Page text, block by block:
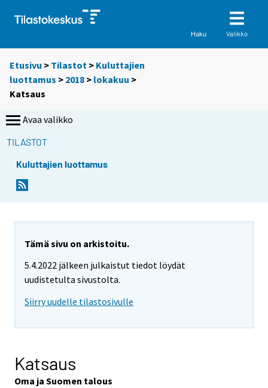
Haku Valikko
Etusivu > Tilastot > Kuluttajien
luottamus > 2018 > lokakuu >
Katsaus
Avaa valikko
TILASTOT
Kuluttajien luottamus
Tämä sivu on arkistoitu.
5.4.2022 jälkeen julkaistut tiedot löydät
uudistetulta sivustolta.
Siirry uudelle tilastosivulle
Katsaus
Oma ja Suomen talous